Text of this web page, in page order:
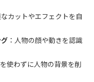
カットやエフェクトを自
：人物の顔や動きを認識
使わずに人物の背景を削